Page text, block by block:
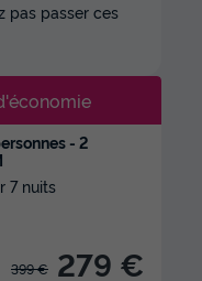
- 2
7 nuits
399 € 279 €
pas passer ces